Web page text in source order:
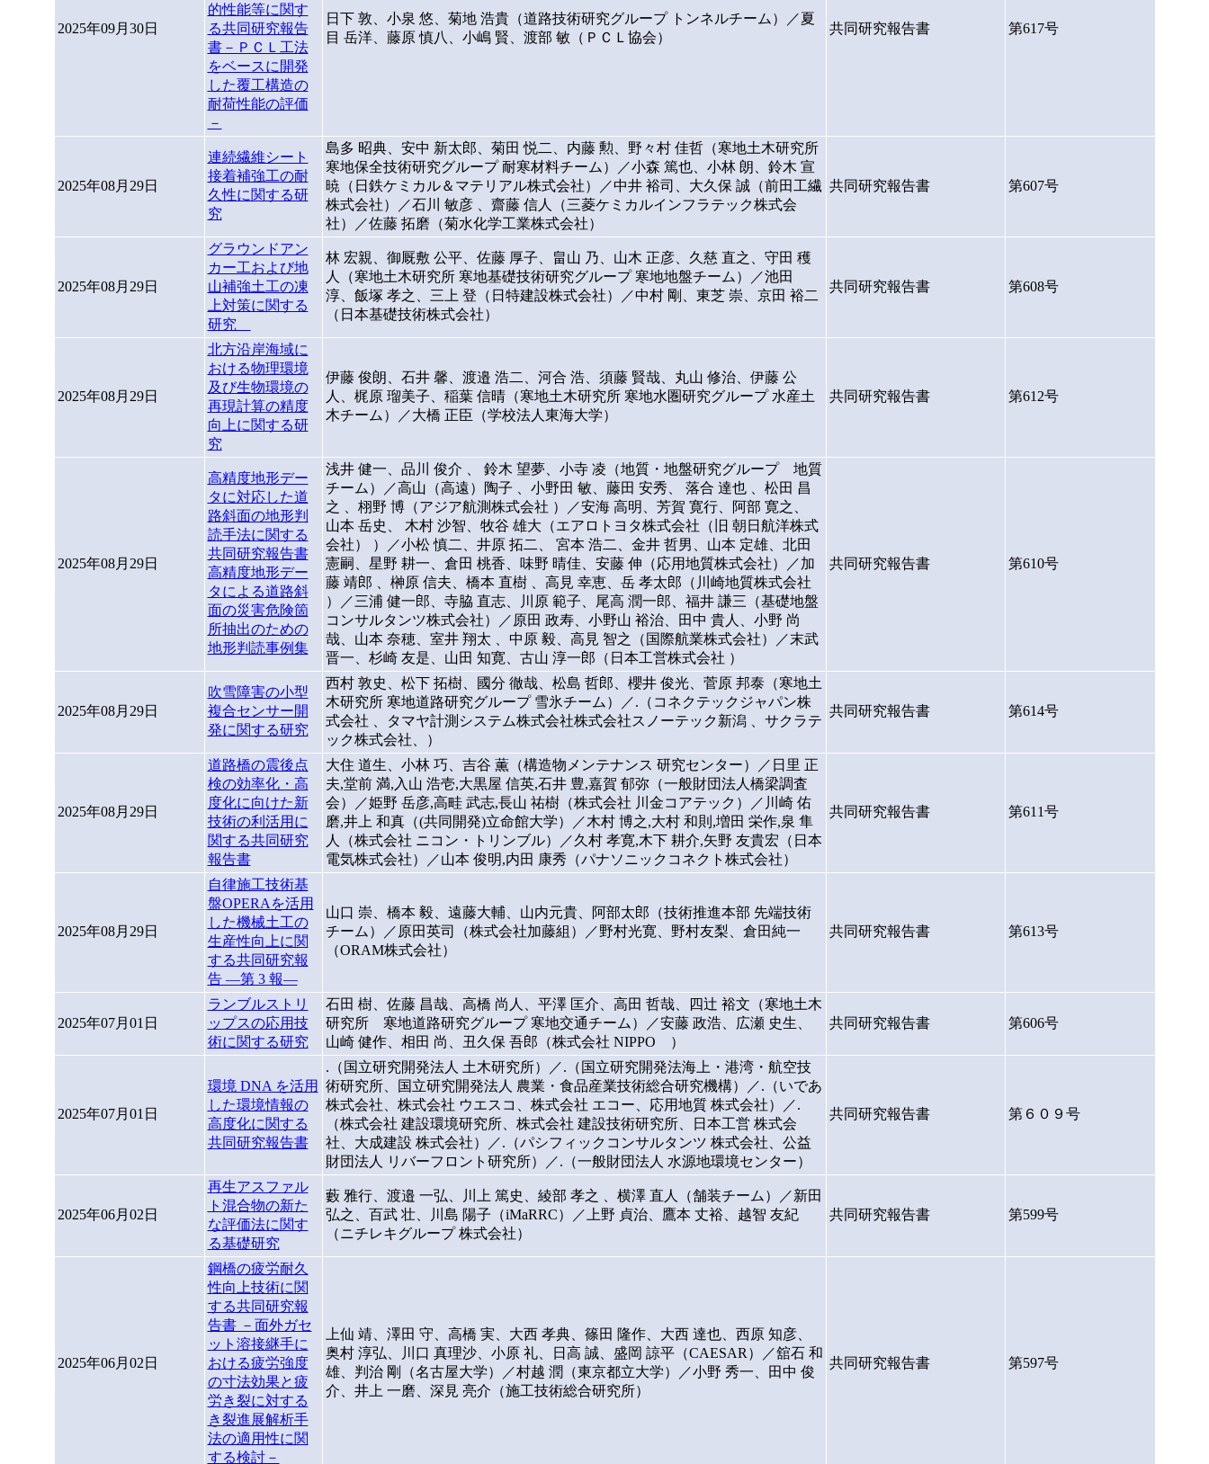
2025年09月30日
的性能等に関す
る共同研究報告
書－ＰＣＬ工法
をベースに開発
した覆工構造の
耐荷性能の評価
－
日下 敦、小泉 悠、菊地 浩貴（道路技術研究グループ トンネルチーム）／夏
目 岳洋、藤原 慎八、小嶋 賢、渡部 敏（ＰＣＬ協会）
共同研究報告書 第617号
2025年08月29日
連続繊維シート
接着補強工の耐
久性に関する研
究
島多 昭典、安中 新太郎、菊田 悦二、内藤 勲、野々村 佳哲（寒地土木研究所
寒地保全技術研究グループ 耐寒材料チーム）／小森 篤也、小林 朗、鈴木 宣
暁（日鉄ケミカル＆マテリアル株式会社）／中井 裕司、大久保 誠（前田工繊
株式会社）／石川 敏彦 、齋藤 信人（三菱ケミカルインフラテック株式会
社）／佐藤 拓磨（菊水化学工業株式会社）
共同研究報告書 第607号
2025年08月29日
グラウンドアン
カー工および地
山補強土工の凍
上対策に関する
研究
林 宏親、御厩敷 公平、佐藤 厚子、畠山 乃、山木 正彦、久慈 直之、守田 穫
人（寒地土木研究所 寒地基礎技術研究グループ 寒地地盤チーム）／池田
淳、飯塚 孝之、三上 登（日特建設株式会社）／中村 剛、東芝 崇、京田 裕二
（日本基礎技術株式会社）
共同研究報告書 第608号
2025年08月29日
北方沿岸海域に
おける物理環境
及び生物環境の
再現計算の精度
向上に関する研
究
伊藤 俊朗、石井 馨、渡邉 浩二、河合 浩、須藤 賢哉、丸山 修治、伊藤 公
人、梶原 瑠美子、稲葉 信晴（寒地土木研究所 寒地水圏研究グループ 水産土
木チーム）／大橋 正臣（学校法人東海大学）
共同研究報告書 第612号
2025年08月29日
高精度地形デー
タに対応した道
路斜面の地形判
読手法に関する
共同研究報告書
高精度地形デー
タによる道路斜
面の災害危険箇
所抽出のための
地形判読事例集
浅井 健一、品川 俊介 、 鈴木 望夢、小寺 凌（地質・地盤研究グループ 地質
チーム）／高山（高遠）陶子 、小野田 敏、藤田 安秀、 落合 達也 、松田 昌
之 、栩野 博（アジア航測株式会社 ）／安海 高明、芳賀 寛行、阿部 寛之、
山本 岳史、 木村 沙智、牧谷 雄大（エアロトヨタ株式会社（旧 朝日航洋株式
会社） ）／小松 慎二、井原 拓二、 宮本 浩二、金井 哲男、山本 定雄、北田
憲嗣、星野 耕一、倉田 桃香、味野 晴佳、安藤 伸（応用地質株式会社）／加
藤 靖郎 、榊原 信夫、橋本 直樹 、高見 幸恵、岳 孝太郎（川崎地質株式会社
）／三浦 健一郎、寺脇 直志、川原 範子、尾高 潤一郎、福井 謙三（基礎地盤
コンサルタンツ株式会社）／原田 政寿、小野山 裕治、田中 貴人、小野 尚
哉、山本 奈穂、室井 翔太 、中原 毅、高見 智之（国際航業株式会社）／末武
晋一、杉崎 友是、山田 知寛、古山 淳一郎（日本工営株式会社 ）
共同研究報告書 第610号
2025年08月29日
吹雪障害の小型
複合センサー開
発に関する研究
西村 敦史、松下 拓樹、國分 徹哉、松島 哲郎、櫻井 俊光、菅原 邦泰（寒地土
木研究所 寒地道路研究グループ 雪氷チーム）／.（コネクテックジャパン株
式会社 、タマヤ計測システム株式会社株式会社スノーテック新潟 、サクラテ
ック株式会社、）
共同研究報告書 第614号
2025年08月29日
道路橋の震後点
検の効率化・高
度化に向けた新
技術の利活用に
関する共同研究
報告書
大住 道生、小林 巧、吉谷 薫（構造物メンテナンス 研究センター）／日里 正
夫,堂前 満,入山 浩壱,大黒屋 信英,石井 豊,嘉賀 郁弥（一般財団法人橋梁調査
会）／姫野 岳彦,高畦 武志,長山 祐樹（株式会社 川金コアテック）／川崎 佑
磨,井上 和真（(共同開発)立命館大学）／木村 博之,大村 和則,増田 栄作,泉 隼
人（株式会社 ニコン・トリンブル）／久村 孝寛,木下 耕介,矢野 友貴宏（日本
電気株式会社）／山本 俊明,内田 康秀（パナソニックコネクト株式会社）
共同研究報告書 第611号
2025年08月29日
自律施工技術基
盤OPERAを活用
した機械土工の
生産性向上に関
する共同研究報
告 ―第 3 報―
山口 崇、橋本 毅、遠藤大輔、山内元貴、阿部太郎（技術推進本部 先端技術
チーム）／原田英司（株式会社加藤組）／野村光寛、野村友梨、倉田純一
（ORAM株式会社）
共同研究報告書 第613号
2025年07月01日
ランブルストリ
ップスの応用技
術に関する研究
石田 樹、佐藤 昌哉、高橋 尚人、平澤 匡介、高田 哲哉、四辻 裕文（寒地土木
研究所 寒地道路研究グループ 寒地交通チーム）／安藤 政浩、広瀬 史生、
山崎 健作、相田 尚、丑久保 吾郎（株式会社 NIPPO ）
共同研究報告書 第606号
2025年07月01日
環境 DNA を活用
した環境情報の
高度化に関する
共同研究報告書
.（国立研究開発法人 土木研究所）／.（国立研究開発法海上・港湾・航空技
術研究所、国立研究開発法人 農業・食品産業技術総合研究機構）／.（いであ
株式会社、株式会社 ウエスコ、株式会社 エコー、応用地質 株式会社）／.
（株式会社 建設環境研究所、株式会社 建設技術研究所、日本工営 株式会
社、大成建設 株式会社）／.（パシフィックコンサルタンツ 株式会社、公益
財団法人 リバーフロント研究所）／.（一般財団法人 水源地環境センター）
共同研究報告書 第６０９号
2025年06月02日
再生アスファル
ト混合物の新た
な評価法に関す
る基礎研究
藪 雅行、渡邉 一弘、川上 篤史、綾部 孝之 、横澤 直人（舗装チーム）／新田
弘之、百武 壮、川島 陽子（iMaRRC）／上野 貞治、鷹本 丈裕、越智 友紀
（ニチレキグループ 株式会社）
共同研究報告書 第599号
2025年06月02日
鋼橋の疲労耐久
性向上技術に関
する共同研究報
告書 －面外ガセ
ット溶接継手に
おける疲労強度
の寸法効果と疲
労き裂に対する
き裂進展解析手
法の適用性に関
する検討－
上仙 靖、澤田 守、高橋 実、大西 孝典、篠田 隆作、大西 達也、西原 知彦、
奥村 淳弘、川口 真理沙、小原 礼、日高 誠、盛岡 諒平（CAESAR）／舘石 和
雄、判治 剛（名古屋大学）／村越 潤（東京都立大学）／小野 秀一、田中 俊
介、井上 一磨、深見 亮介（施工技術総合研究所）
共同研究報告書 第597号